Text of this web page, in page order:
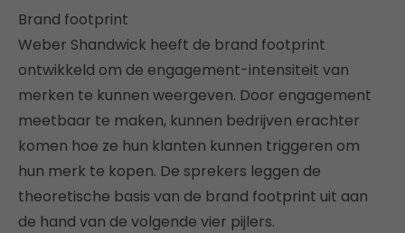
Brand footprint
Weber Shandwick heeft de brand footprint
ontwikkeld om de engagement-intensiteit van
merken te kunnen weergeven. Door engagement
meetbaar te maken, kunnen bedrijven erachter
komen hoe ze hun klanten kunnen triggeren om
hun merk te kopen. De sprekers leggen de
theoretische basis van de brand footprint uit aan
de hand van de volgende vier pijlers.